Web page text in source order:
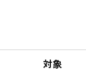
対象